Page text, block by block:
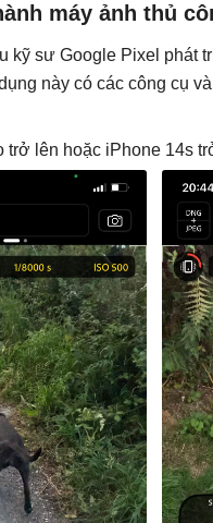
máy ảnh thủ
kỹ sư Google Pixel phát
này có các công cụ
trở lên hoặc iPhone 14s